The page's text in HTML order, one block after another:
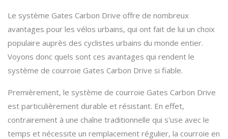
Le système Gates Carbon Drive offre de nombreux
avantages pour les vélos urbains, qui ont fait de lui un choix
populaire auprès des cyclistes urbains du monde entier.
Voyons donc quels sont ces avantages qui rendent le
système de courroie Gates Carbon Drive si fiable.
Premièrement, le système de courroie Gates Carbon Drive
est particulièrement durable et résistant. En effet,
contrairement à une chaîne traditionnelle qui s'use avec le
temps et nécessite un remplacement régulier, la courroie en